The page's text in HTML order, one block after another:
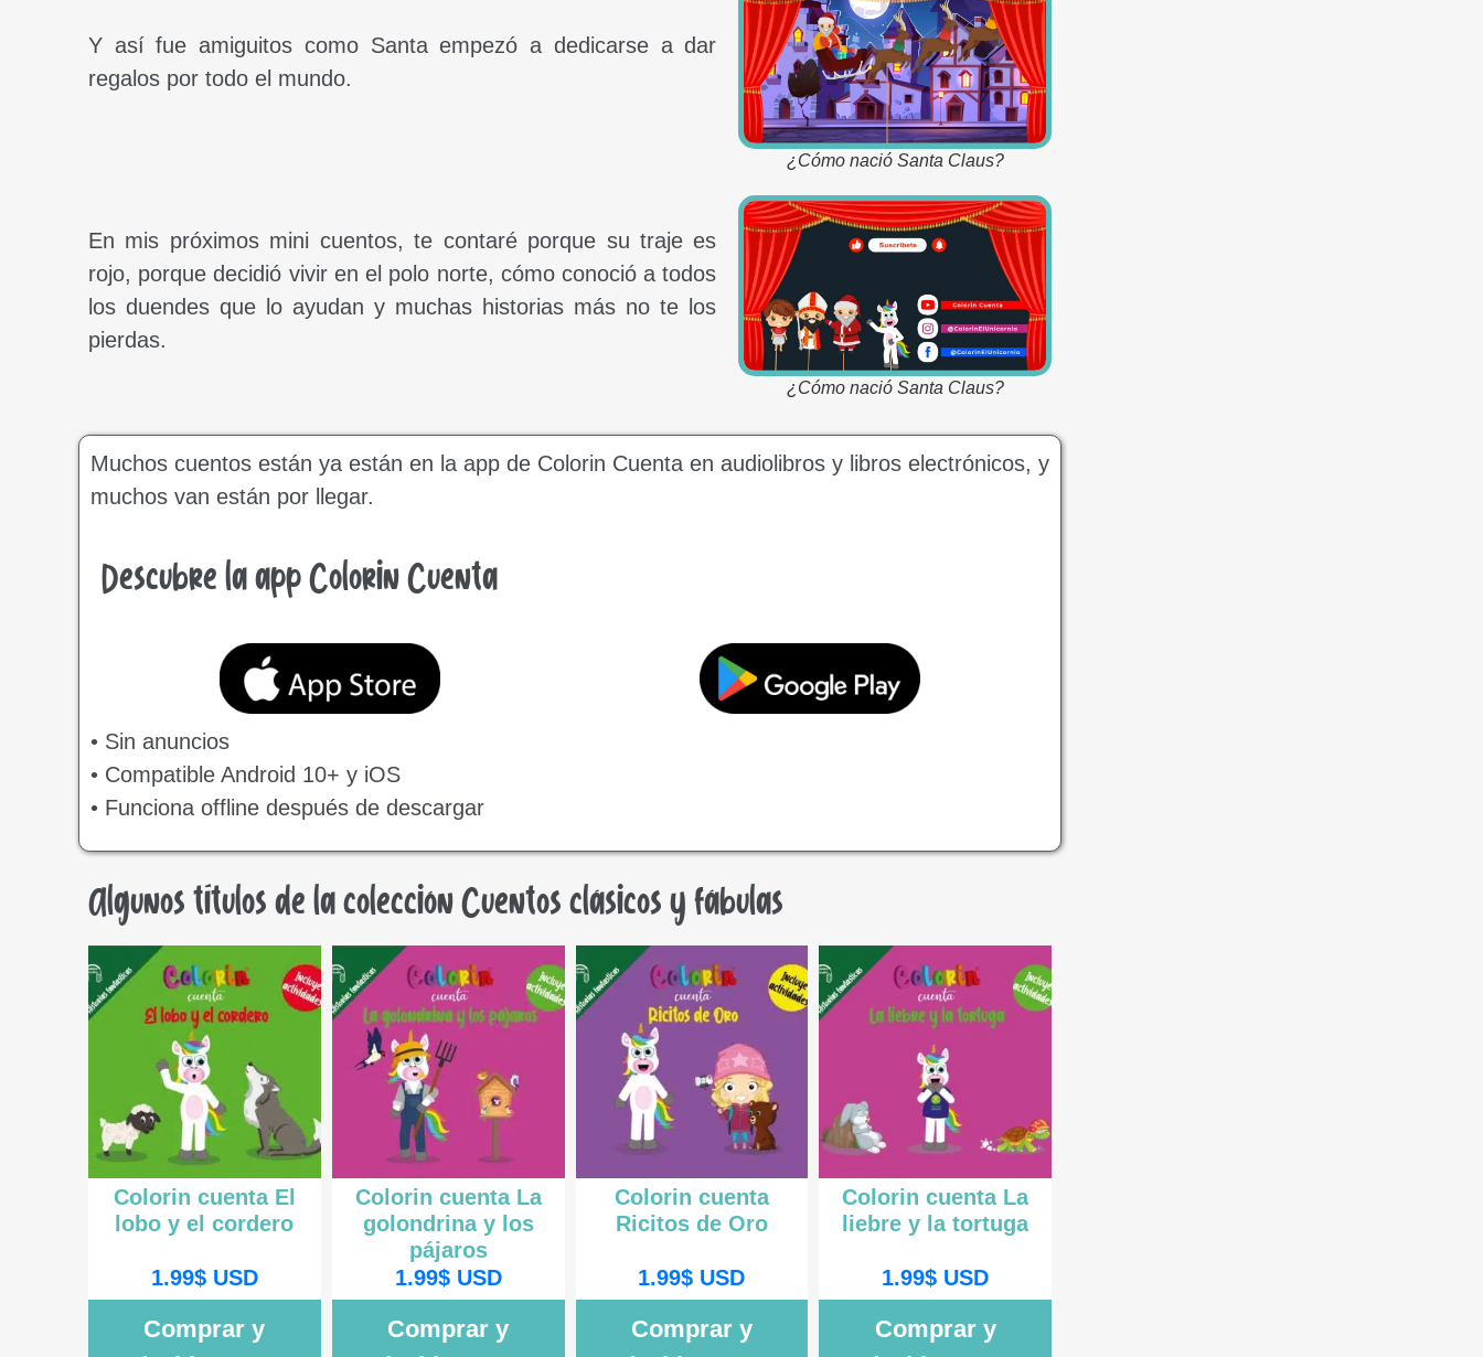
Y así fue amiguitos como Santa empezó a dedicarse a dar
regalos por todo el mundo.
¿Cómo nació Santa Claus?
En mis próximos mini cuentos, te contaré porque su traje es
rojo, porque decidió vivir en el polo norte, cómo conoció a todos
los duendes que lo ayudan y muchas historias más no te los
pierdas.
¿Cómo nació Santa Claus?
Muchos cuentos están ya están en la app de Colorin Cuenta en audiolibros y libros electrónicos, y
muchos van están por llegar.
Descubre la app Colorin Cuenta
• Sin anuncios
• Compatible Android 10+ y iOS
• Funciona offline después de descargar
Algunos títulos de la colección Cuentos clásicos y fábulas
Colorin cuenta El
lobo y el cordero
1.99$USD
Comprar y
Colorin cuenta La
golondrina y los
pájaros
1.99$USD
Comprar y
Colorin cuenta
Ricitos de Oro
1.99$ USD
Comprar y
Colorin cuenta La
liebre y la tortuga
1.99$ USD
Comprar y